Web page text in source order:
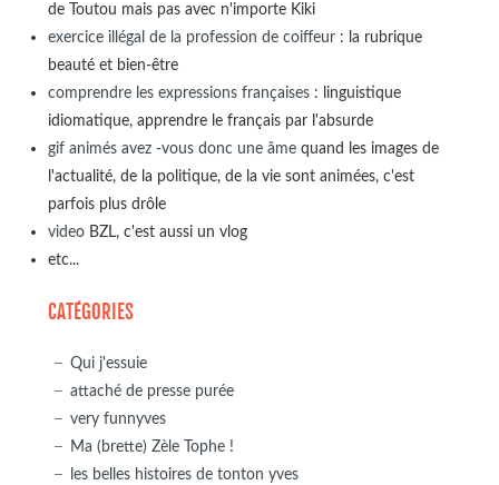
de Toutou mais pas avec n'importe Kiki
exercice illégal de la profession de coiffeur: la rubrique
beauté et bien-être
comprendre les expressions françaises: linguistique
idiomatique, apprendre le français par l'absurde
gif animés avez -vous donc une âmequand les images de
l'actualité, de la politique, de la vie sont animées, c'est
parfois plus drôle
videoBZL, c'est aussi un vlog
etc...
CATÉGORIES
Qui j'essuie
attaché de presse purée
very funnyves
Ma (brette) Zèle Tophe !
les belles histoires de tonton yves